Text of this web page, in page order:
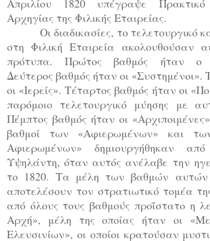
Απριλίου 1820 υπέγραψε
Αρχηγίας της Φιλικής Εταιρείας.
Οι διαδικασίες, το τελετουργικό
στη Φιλική Εταιρεία ακολουθούσαν
πρότυπα. Πρώτος βαθμός
ήταν ο
Δεύτερος βαθμός ήταν οι «Συστημένοι».
οι «Ιερείς». Τέταρτος βαθμός ήταν οι
παρόμοιο τελετουργικό μύησης με
Πέμπτος βαθμός ήταν οι
βαθμοί των «Αφιερωμένων» και
Αφιερωμένων» δημιουργήθηκαν
Υψηλάντη, όταν αυτός ανέλαβε την
το 1820. Τα μέλη των βαθμών αυτών
αποτελέσουν τον στρατιωτικό τομέα
από όλους τους βαθμούς προΐστατο η
Αρχή», μέλη της οποίας ήταν οι
Ελευσινίων», οι οποίοι κρατούσαν